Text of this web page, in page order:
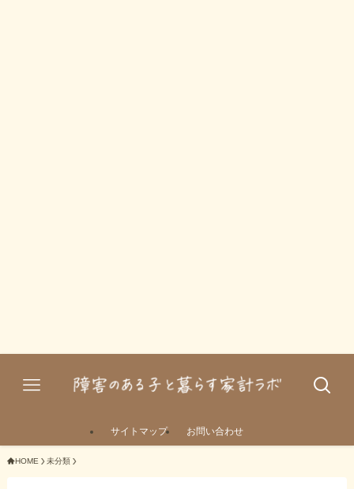
サイトマップ お問い合わせ
HOME 未分類